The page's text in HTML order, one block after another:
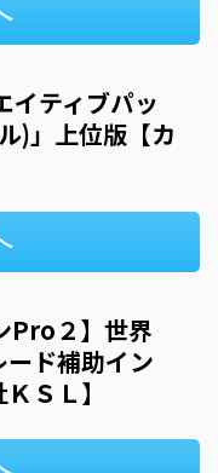
イティブパッ
)」上位版【カ
Pro２】世界
ド補助イン
ＳＬ】